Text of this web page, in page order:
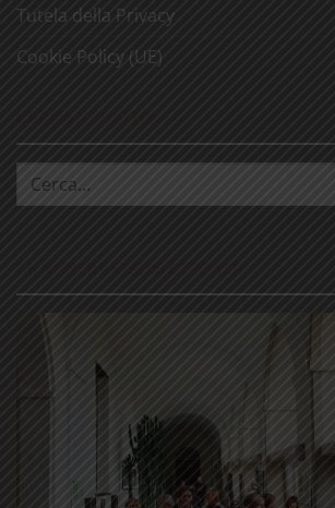
Tutela della Privacy
Cookie Policy (UE)
Cerca: